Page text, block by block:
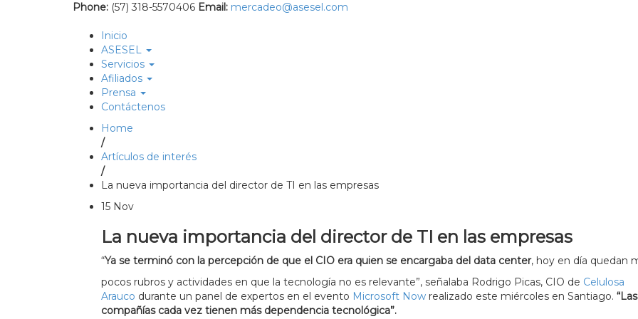
Phone: (57) 318-5570406 Email: mercadeo@asesel.com
Inicio
ASESEL
Servicios
Afiliados
Prensa
Contáctenos
Home
/
Artículos de interés
/
La nueva importancia del director de TI en las empresas
15 Nov
La nueva importancia del director de TI en las empresas
“Ya se terminó con la percepción de que el CIO era quien se encargaba del data center, hoy en día quedan
pocos rubros y actividades en que la tecnología no es relevante”, señalaba Rodrigo Picas, CIO de Celulosa
Arauco durante un panel de expertos en el evento Microsoft Now realizado este miércoles en Santiago. “Las
compañías cada vez tienen más dependencia tecnológica”.